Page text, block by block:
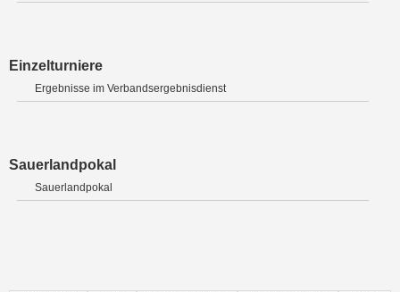
Einzelturniere
Ergebnisse im Verbandsergebnisdienst
Sauerlandpokal
Sauerlandpokal